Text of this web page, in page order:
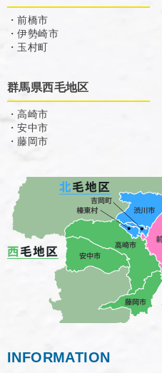
・前橋市
・伊勢崎市
・玉村町
群馬県西毛地区
・高崎市
・安中市
・藤岡市
INFORMATION